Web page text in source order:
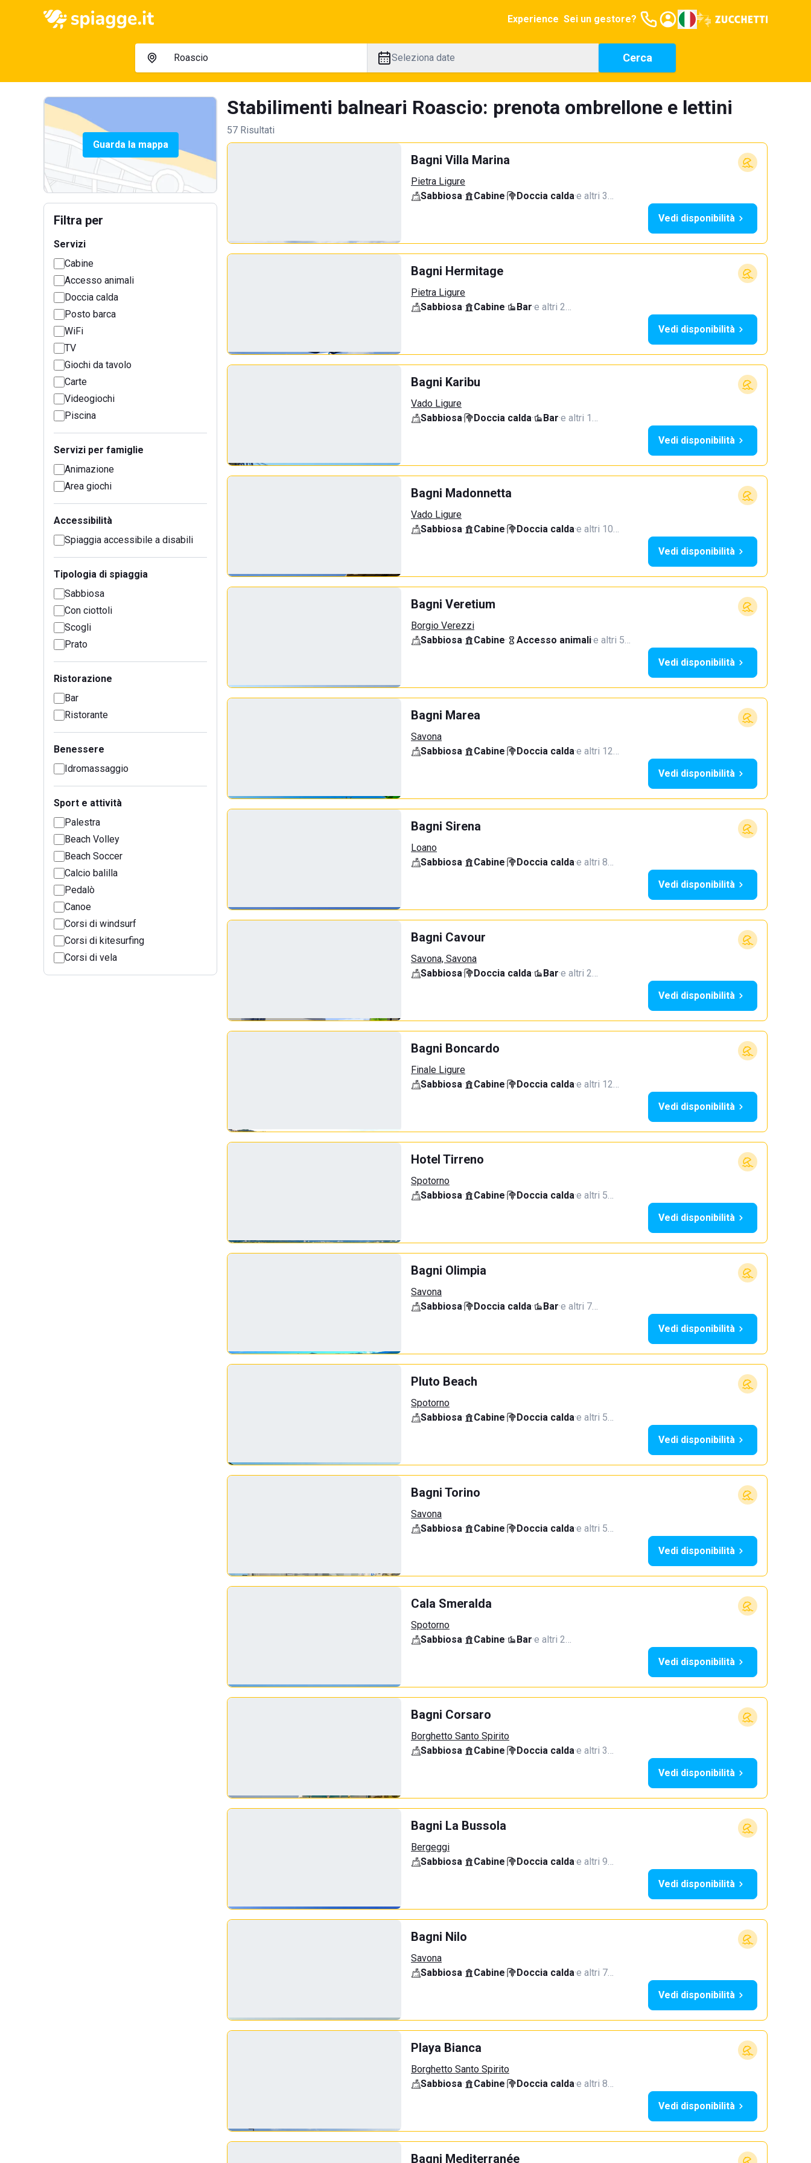
Experience Sei un gestore?
Seleziona date Cerca
Guarda la mappa
Filtra per
Servizi
Cabine
Accesso animali
Doccia calda
Posto barca
WiFi
TV
Giochi da tavolo
Carte
Videogiochi
Piscina
Servizi per famiglie
Animazione
Area giochi
Accessibilità
Spiaggia accessibile a disabili
Tipologia di spiaggia
Sabbiosa
Con ciottoli
Scogli
Prato
Ristorazione
Bar
Ristorante
Benessere
Idromassaggio
Sport e attività
Palestra
Beach Volley
Beach Soccer
Calcio balilla
Pedalò
Canoe
Corsi di windsurf
Corsi di kitesurfing
Corsi di vela
Stabilimenti balneari Roascio: prenota ombrellone e lettini
57 Risultati
Bagni Villa Marina
Pietra Ligure
Sabbiosa· Cabine· Doccia calda·e altri 3…
Vedi disponibilità
Bagni Hermitage
Pietra Ligure
Sabbiosa· Cabine· Bar·e altri 2…
Vedi disponibilità
Bagni Karibu
Vado Ligure
Sabbiosa· Doccia calda· Bar·e altri 1…
Vedi disponibilità
Bagni Madonnetta
Vado Ligure
Sabbiosa· Cabine· Doccia calda·e altri 10…
Vedi disponibilità
Bagni Veretium
Borgio Verezzi
Sabbiosa· Cabine· Accesso animali·e altri 5…
Vedi disponibilità
Bagni Marea
Savona
Sabbiosa· Cabine· Doccia calda·e altri 12…
Vedi disponibilità
Bagni Sirena
Loano
Sabbiosa· Cabine· Doccia calda·e altri 8…
Vedi disponibilità
Bagni Cavour
Savona, Savona
Sabbiosa· Doccia calda· Bar·e altri 2…
Vedi disponibilità
Bagni Boncardo
Finale Ligure
Sabbiosa· Cabine· Doccia calda·e altri 12…
Vedi disponibilità
Hotel Tirreno
Spotorno
Sabbiosa· Cabine· Doccia calda·e altri 5…
Vedi disponibilità
Bagni Olimpia
Savona
Sabbiosa· Doccia calda· Bar·e altri 7…
Vedi disponibilità
Pluto Beach
Spotorno
Sabbiosa· Cabine· Doccia calda·e altri 5…
Vedi disponibilità
Bagni Torino
Savona
Sabbiosa· Cabine· Doccia calda·e altri 5…
Vedi disponibilità
Cala Smeralda
Spotorno
Sabbiosa· Cabine· Bar·e altri 2…
Vedi disponibilità
Bagni Corsaro
Borghetto Santo Spirito
Sabbiosa· Cabine· Doccia calda·e altri 3…
Vedi disponibilità
Bagni La Bussola
Bergeggi
Sabbiosa· Cabine· Doccia calda·e altri 9…
Vedi disponibilità
Bagni Nilo
Savona
Sabbiosa· Cabine· Doccia calda·e altri 7…
Vedi disponibilità
Playa Bianca
Borghetto Santo Spirito
Sabbiosa· Cabine· Doccia calda·e altri 8…
Vedi disponibilità
Bagni Mediterranée